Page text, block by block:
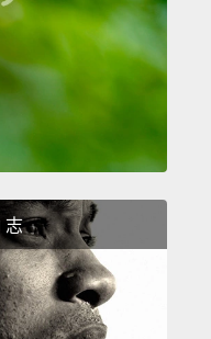
the people
to please
為一體。它們就
these guys.
and land, they
裡和陸上銜回禽
志